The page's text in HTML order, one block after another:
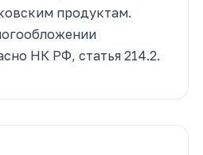
продуктам.
НК РФ, статья 214.2.